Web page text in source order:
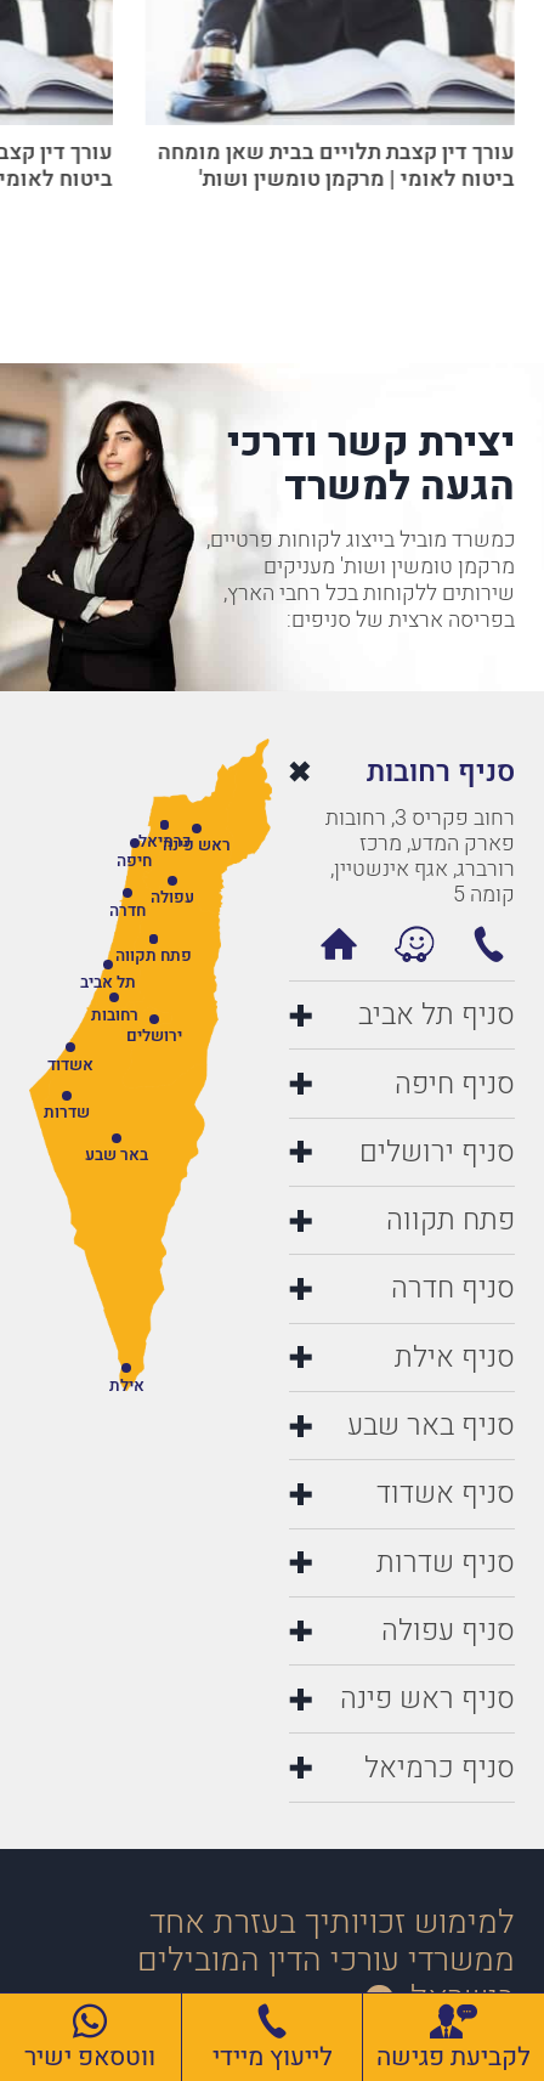
עורך דין קצבת תלויים בבית שאן מומחה
ביטוח לאומי | מרקמן טומשין ושות'
עורך דין
ביטוח
לקביעת פגישה לייעוץ מיידי ווטסאפ ישיר
יצירת קשר ודרכי
הגעה למשרד
כמשרד מוביל בייצוג לקוחות פרטיים,
מרקמן טומשין ושות' מעניקים
שירותים ללקוחות בכל רחבי הארץ,
בפריסה ארצית של סניפים:
סניף רחובות
רחוב פקריס 3, רחובות
פארק המדע, מרכז
רורברג, אגף אינשטיין,
קומה 5
סניף תל אביב
סניף חיפה
סניף ירושלים
פתח תקווה
סניף חדרה
סניף אילת
סניף באר שבע
סניף אשדוד
סניף שדרות
סניף עפולה
סניף ראש פינה
סניף כרמיאל
רחובות
תל אביב
חיפה
ירושלים
פתח תקווה
חדרה
אילת
באר שבע
אשדוד
שדרות
עפולה
ראש פינהכרמיאל
למימוש זכויותיך בעזרת אחד
ממשרדי עורכי הדין המובילים
בישראל
השדות המסומנים בכוכבית הינם שדות חובה